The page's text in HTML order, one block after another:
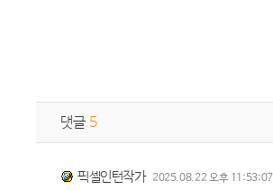
댓글 5
픽셀인턴작가 2025.08.22 오후 11:53:07